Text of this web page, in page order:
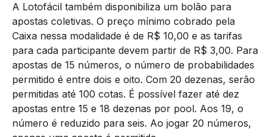
A Lotofácil também disponibiliza um bolão para
apostas coletivas. O preço mínimo cobrado pela
Caixa nessa modalidade é de R$ 10,00 e as tarifas
para cada participante devem partir de R$ 3,00. Para
apostas de 15 números, o número de probabilidades
permitido é entre dois e oito. Com 20 dezenas, serão
permitidas até 100 cotas. É possível fazer até dez
apostas entre 15 e 18 dezenas por pool. Aos 19, o
número é reduzido para seis. Ao jogar 20 números,